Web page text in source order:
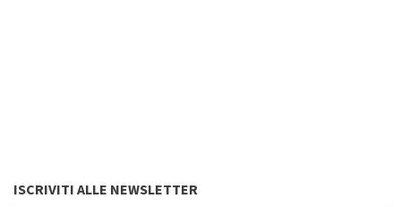
ISCRIVITI ALLE NEWSLETTER